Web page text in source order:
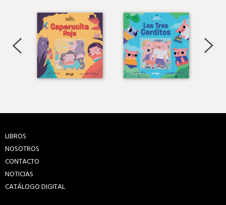
LIBROS
NOSOTROS
CONTACTO
NOTICIAS
CATÁLOGO DIGITAL